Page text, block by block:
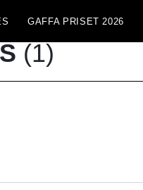
GAFFA PRISET 2026
(1)